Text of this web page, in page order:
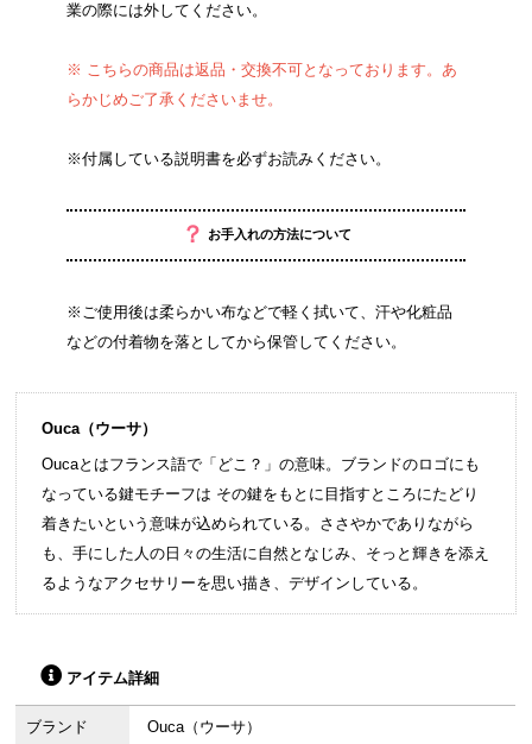
業の際には外してください。
※ こちらの商品は返品・交換不可となっております。あ
らかじめご了承くださいませ。
※付属している説明書を必ずお読みください。
？ お手入れの方法について
※ご使用後は柔らかい布などで軽く拭いて、汗や化粧品
などの付着物を落としてから保管してください。
Ouca（ウーサ）
Oucaとはフランス語で「どこ？」の意味。ブランドのロゴにも
なっている鍵モチーフは その鍵をもとに目指すところにたどり
着きたいという意味が込められている。ささやかでありながら
も、手にした人の日々の生活に自然となじみ、そっと輝きを添え
るようなアクセサリーを思い描き、デザインしている。
アイテム詳細
ブランド Ouca（ウーサ）